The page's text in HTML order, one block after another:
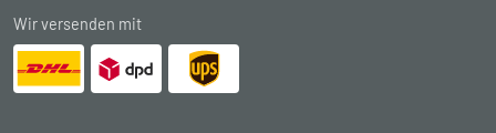
Wir versenden mit